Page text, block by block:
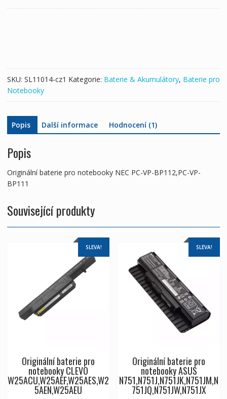
VP-
BP111
množství
SKU: SL11014-cz1 Kategorie: Baterie & Akumulátory, Baterie pro
Notebooky
Popis Další informace Hodnocení (1)
Popis
Originální baterie pro notebooky NEC PC-VP-BP112,PC-VP-
BP111
Související produkty
SLEVA!
Originální baterie pro
notebooky CLEVO
W25ACU,W25AEF,W25AES,W2
5AEN,W25AEU
SLEVA!
Originální baterie pro
notebooky ASUS
N751,N751J,N751JK,N751JM,N
751JQ,N751JW,N751JX